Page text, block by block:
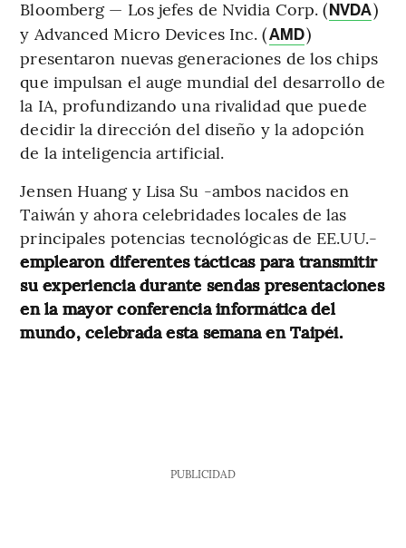
Bloomberg — Los jefes de Nvidia Corp. (NVDA)
y Advanced Micro Devices Inc. (AMD)
presentaron nuevas generaciones de los chips
que impulsan el auge mundial del desarrollo de
la IA, profundizando una rivalidad que puede
decidir la dirección del diseño y la adopción
de la inteligencia artificial.
Jensen Huang y Lisa Su -ambos nacidos en
Taiwán y ahora celebridades locales de las
principales potencias tecnológicas de EE.UU.-
emplearon diferentes tácticas para transmitir
su experiencia durante sendas presentaciones
en la mayor conferencia informática del
mundo, celebrada esta semana en Taipéi.
PUBLICIDAD